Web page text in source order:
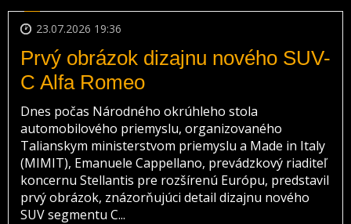
23.07.2026 19:36
Prvý obrázok dizajnu nového SUV-
C Alfa Romeo
Dnes počas Národného okrúhleho stola
automobilového priemyslu, organizovaného
Talianskym ministerstvom priemyslu a Made in Italy
(MIMIT), Emanuele Cappellano, prevádzkový riaditeľ
koncernu Stellantis pre rozšírenú Európu, predstavil
prvý obrázok, znázorňujúci detail dizajnu nového
SUV segmentu C...